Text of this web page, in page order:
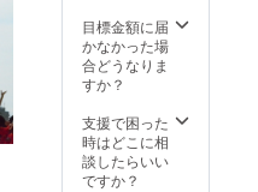
少異な
ること
があり
下さ
い。
びさせ
ていた
だきま
す。）
特製ス
ポーツ
タオル
につい
目標金額に届
かなかった場
合どうなりま
すか？
支援で困った
時はどこに相
談したらいい
ですか？